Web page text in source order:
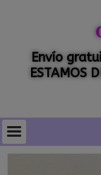
Envío
ESTAMOS